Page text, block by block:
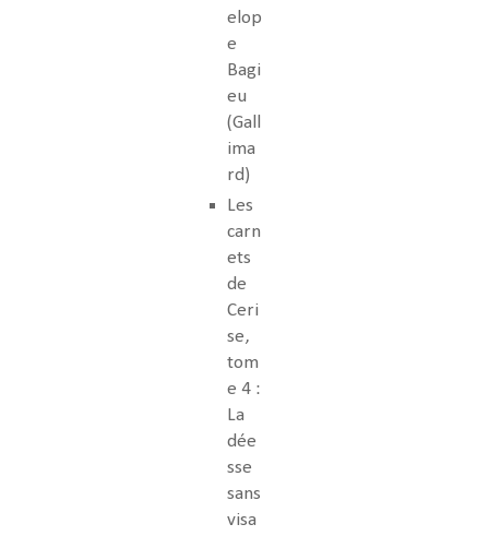
elop
e
Bagi
eu
(Gall
ima
rd)
Les
carn
ets
de
Ceri
se,
tom
e 4 :
La
dée
sse
sans
visa